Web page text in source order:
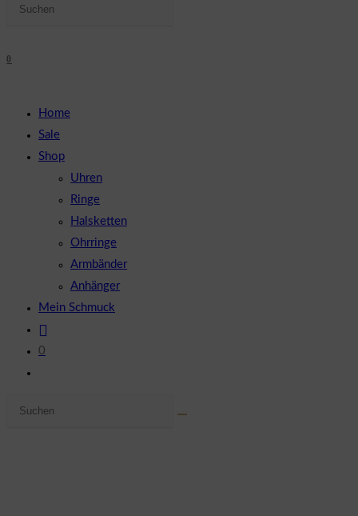
SUCHE
0
Home
Sale
Shop
Uhren
Ringe
Halsketten
Ohrringe
Armbänder
Anhänger
Mein Schmuck
0
umschalten